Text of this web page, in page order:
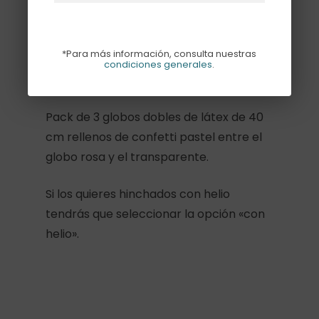
Pack de 3 globos dobles de látex de 40
cm rellenos de confetti pastel entre el
globo rosa y el transparente.
Si los quieres hinchados con helio
tendrás que seleccionar la opción «con
helio».
*Para más información, consulta nuestras
condiciones generales.